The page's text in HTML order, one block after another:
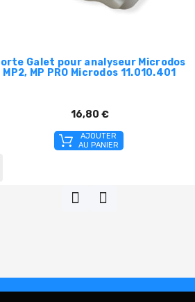
Galet pour analyseur Microdos
MP2, MP PRO Microdos 11.010.401
16,80 €
AJOUTER
AU PANIER